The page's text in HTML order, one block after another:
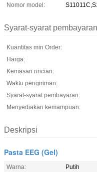
Nomor model:
Syarat-syarat
Kuantitas min Order:
Harga:
Kemasan rincian:
Waktu pengiriman:
Syarat-syarat pembayaran:
Menyediakan kemampuan:
Deskripsi
Pasta EEG (Gel)
Warna: Putih